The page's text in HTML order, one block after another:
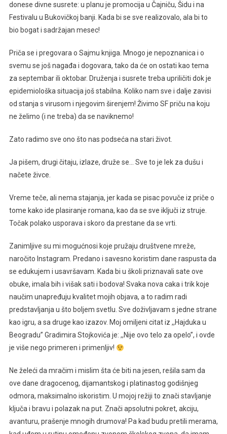
donese divne susrete: u planu je promocija u Čajniču, Šidu i na
Festivalu u Bukovičkoj banji. Kada bi se sve realizovalo, ala bi to
bio bogat i sadržajan mesec!
Priča se i pregovara o Sajmu knjiga. Mnogo je nepoznanica i o
svemu se još nagađa i dogovara, tako da će on ostati kao tema
za septembar ili oktobar. Druženja i susrete treba upriličiti dok je
epidemiološka situacija još stabilna. Koliko nam sve i dalje zavisi
od stanja s virusom i njegovim širenjem! Živimo SF priču na koju
ne želimo (i ne treba) da se naviknemo!
Zato radimo sve ono što nas podseća na stari život.
Ja pišem, drugi čitaju, izlaze, druže se… Sve to je lek za dušu i
načete živce.
Vreme teče, ali nema stajanja, jer kada se pisac povuče iz priče o
tome kako ide plasiranje romana, kao da se sve iključi iz struje.
Točak polako usporava i skoro da prestane da se vrti.
Zanimljive su mi mogućnosi koje pružaju društvene mreže,
naročito Instagram. Predano i savesno koristim dane raspusta da
se edukujem i usavršavam. Kada bi u školi priznavali sate ove
obuke, imala bih i višak sati i bodova! Svaka nova caka i trik koje
naučim unapređuju kvalitet mojih objava, a to radim radi
predstavljanja u što boljem svetlu. Sve doživljavam s jedne strane
kao igru, a sa druge kao izazov. Moj omiljeni citat iz ,,Hajduka u
Beogradu” Gradimira Stojkovića je: ,,Nije ovo telo za opelo”, i ovde
je više nego primeren i primenljiv!
Ne želeći da mračim i mislim šta će biti na jesen, rešila sam da
ove dane dragocenog, dijamantskog i platinastog godišnjeg
odmora, maksimalno iskoristim. U mojoj režiji to znači stavljanje
ključa i bravu i polazak na put. Znači apsolutni pokret, akciju,
avanturu, prašenje mnogih drumova! Pa kad budu pretili merama,